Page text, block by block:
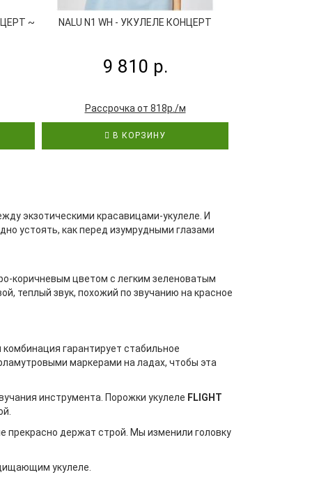
~
NALU N1 WH - УКУЛЕЛЕ КОНЦЕРТ
9 810 р.
Рассрочка от 818р./м
В КОРЗИНУ
экзотическими красавицами-укулеле. И
устоять, как перед изумрудными глазами
коричневым цветом c легким зеленоватым
теплый звук, похожий по звучанию на красное
гарантирует стабильное
маркерами на ладах, чтобы эта
инструмента. Порожки укулеле FLIGHT
прекрасно держат строй. Мы изменили головку
укулеле.